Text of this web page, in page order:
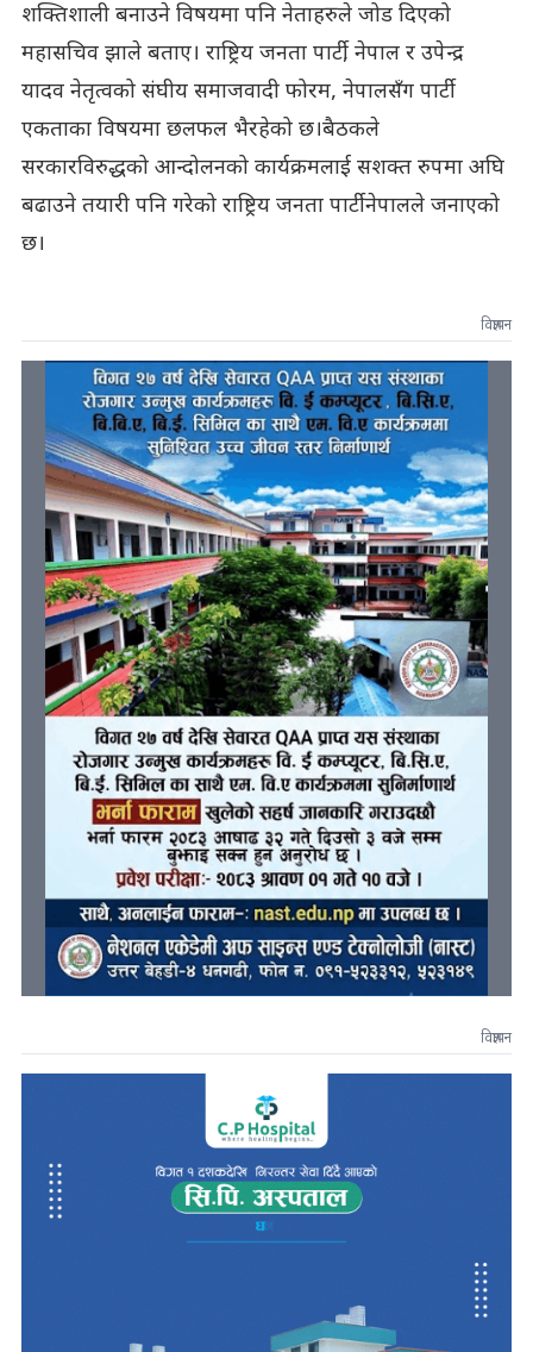
शक्तिशाली बनाउने विषयमा पनि नेताहरुले जोड दिएको
महासचिव झाले बताए। राष्ट्रिय जनता पार्टी, नेपाल र उपेन्द्र
यादव नेतृत्वको संघीय समाजवादी फोरम, नेपालसँग पार्टी
एकताका विषयमा छलफल भैरहेको छ।बैठकले
सरकारविरुद्धको आन्दोलनको कार्यक्रमलाई सशक्त रुपमा अघि
बढाउने तयारी पनि गरेको राष्ट्रिय जनता पार्टी नेपालले जनाएको
छ।
विज्ञापन
विज्ञापन